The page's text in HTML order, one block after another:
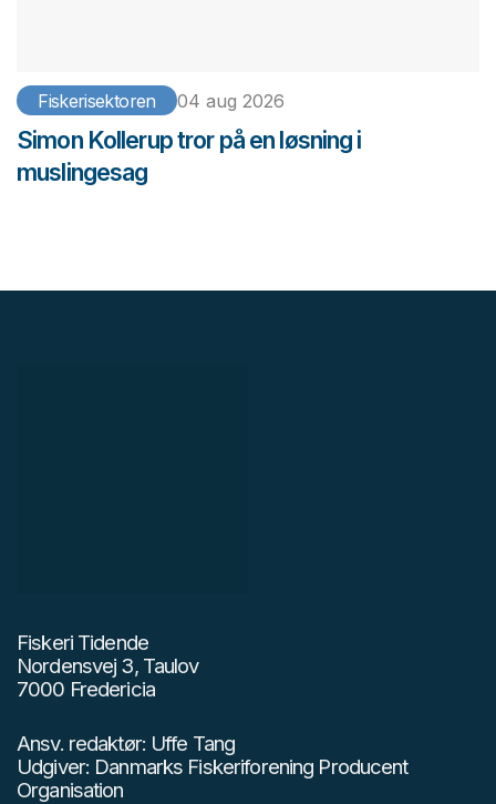
Fiskerisektoren 04 aug 2026
Simon Kollerup tror på en løsning i
muslingesag
Fiskeri Tidende
Nordensvej 3, Taulov
7000 Fredericia
Ansv. redaktør: Uffe Tang
Udgiver: Danmarks Fiskeriforening Producent
Organisation